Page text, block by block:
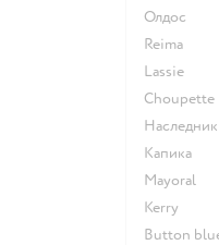
Олдос
Reima
Lassie
Choupette
Капика
Mayoral
Kerry
Button